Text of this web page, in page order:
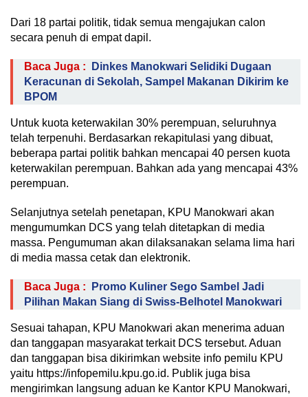
Dari 18 partai politik, tidak semua mengajukan calon
secara penuh di empat dapil.
Baca Juga :
Dinkes Manokwari Selidiki Dugaan
Keracunan di Sekolah, Sampel Makanan Dikirim ke
BPOM
Untuk kuota keterwakilan 30% perempuan, seluruhnya
telah terpenuhi. Berdasarkan rekapitulasi yang dibuat,
beberapa partai politik bahkan mencapai 40 persen kuota
keterwakilan perempuan. Bahkan ada yang mencapai 43%
perempuan.
Selanjutnya setelah penetapan, KPU Manokwari akan
mengumumkan DCS yang telah ditetapkan di media
massa. Pengumuman akan dilaksanakan selama lima hari
di media massa cetak dan elektronik.
Baca Juga :
Promo Kuliner Sego Sambel Jadi
Pilihan Makan Siang di Swiss-Belhotel Manokwari
Sesuai tahapan, KPU Manokwari akan menerima aduan
dan tanggapan masyarakat terkait DCS tersebut. Aduan
dan tanggapan bisa dikirimkan website info pemilu KPU
yaitu https://infopemilu.kpu.go.id. Publik juga bisa
mengirimkan langsung aduan ke Kantor KPU Manokwari,